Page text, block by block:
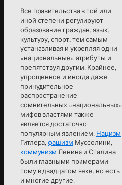
Все правительства в той или
иной степени регулируют
образование граждан, язык,
культуру, спорт, тем самым
устанавливая и укрепляя одни
«национальные» атрибуты и
препятствуя другим. Крайнее,
упрощенное и иногда даже
принудительное
распространение
сомнительных «национальных»
мифов властями также
является достаточно
популярным явлением. Нацизм
Гитлера, фашизм Муссолини,
коммунизм Ленина и Сталина
были главными примерами
тому в двадцатом веке, но есть
и многие другие.